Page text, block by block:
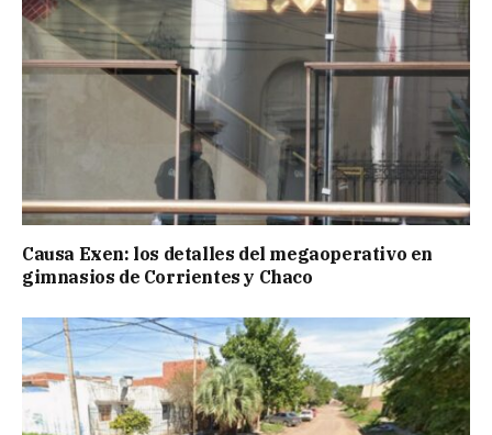
Causa Exen: los detalles del megaoperativo en
gimnasios de Corrientes y Chaco